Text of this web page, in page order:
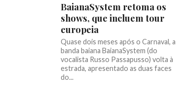
BaianaSystem retoma os
shows, que incluem tour
europeia
Quase dois meses após o Carnaval, a
banda baiana BaianaSystem (do
vocalista Russo Passapusso) volta à
estrada, apresentado as duas faces
do...